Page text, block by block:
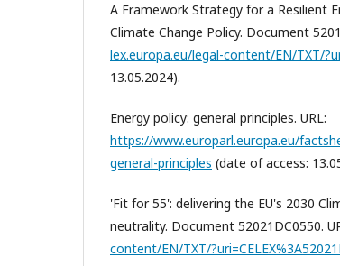
A Framework Strategy for a Resilient
Climate Change Policy. Document
lex.europa.eu/legal-content/EN/TXT/
13.05.2024).
Energy policy: general principles. URL:
https://www.europarl.europa.eu/
general-principles (date of access:
'Fit for 55': delivering the EU's 2030
neutrality. Document 52021DC0550.
content/EN/TXT/